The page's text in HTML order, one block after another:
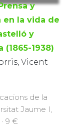
y
en la vida de
y
(1865-1938)
Vicent
de la
Jaume I,
9 €